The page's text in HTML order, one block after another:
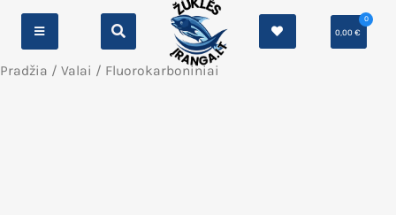
0,00€
0
Pradžia / Valai / Fluorokarboniniai